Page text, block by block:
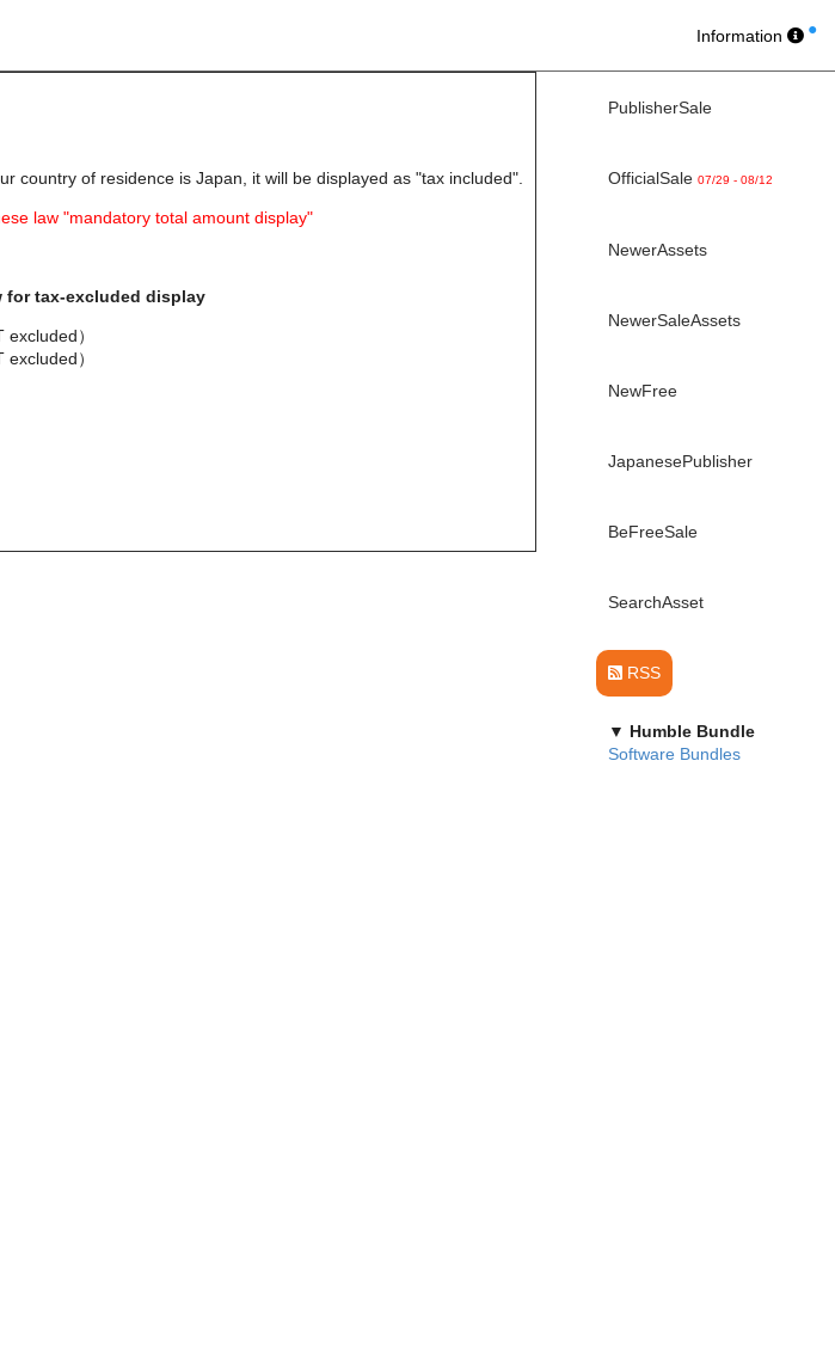
country of residence is Japan, it will be displayed as "tax included".
law "mandatory total amount display"
for tax-excluded display
excluded）
excluded）
Information
PublisherSale
OfficialSale 07/29 - 08/12
NewerAssets
NewerSaleAssets
NewFree
JapanesePublisher
BeFreeSale
SearchAsset
RSS
▼ Humble Bundle
Software Bundles